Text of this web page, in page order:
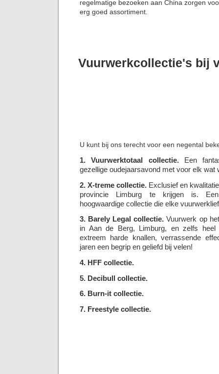
regelmatige bezoeken aan China zorgen
erg goed assortiment.
Vuurwerkcollectie's bij
U kunt bij ons terecht voor een negental
1. Vuurwerktotaal collectie.Een
gezellige oudejaarsavond met voor elk wat
2. X-treme collectie. Exclusief en
provincie Limburg te krijgen is.
hoogwaardige collectie die elke
3. Barely Legal collectie. Vuurwerk op
in Aan de Berg, Limburg, en zelfs heel
extreem harde knallen, verrassende
jaren een begrip en geliefd bij velen!
4. HFF collectie.
5. Decibull collectie.
6. Burn-it collectie.
7. Freestyle collectie.